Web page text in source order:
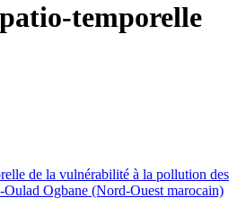
temporelle
de la vulnérabilité à la pollution des
Oulad Ogbane (Nord-Ouest marocain)